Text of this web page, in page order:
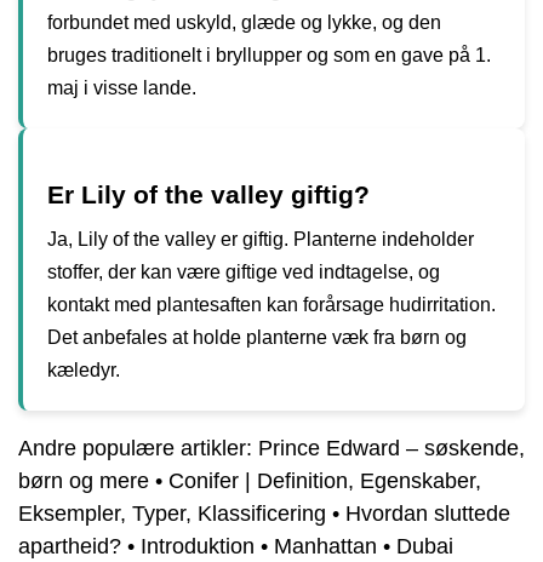
forbundet med uskyld, glæde og lykke, og den
bruges traditionelt i bryllupper og som en gave på 1.
maj i visse lande.
Er Lily of the valley giftig?
Ja, Lily of the valley er giftig. Planterne indeholder
stoffer, der kan være giftige ved indtagelse, og
kontakt med plantesaften kan forårsage hudirritation.
Det anbefales at holde planterne væk fra børn og
kæledyr.
Andre populære artikler: Prince Edward – søskende,
børn og mere • Conifer | Definition, Egenskaber,
Eksempler, Typer, Klassificering • Hvordan sluttede
apartheid? • Introduktion • Manhattan • Dubai